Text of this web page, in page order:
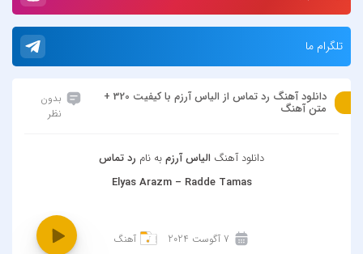
تلگرام ما
دانلود آهنگ رد تماس از الیاس آرزم با کیفیت 320 +
متن آهنگ
بدون
نظر
دانلود آهنگ الیاس آرزمبه نام رد تماس
Elyas Arazm – Radde Tamas
7 آگوست 2024 آهنگ